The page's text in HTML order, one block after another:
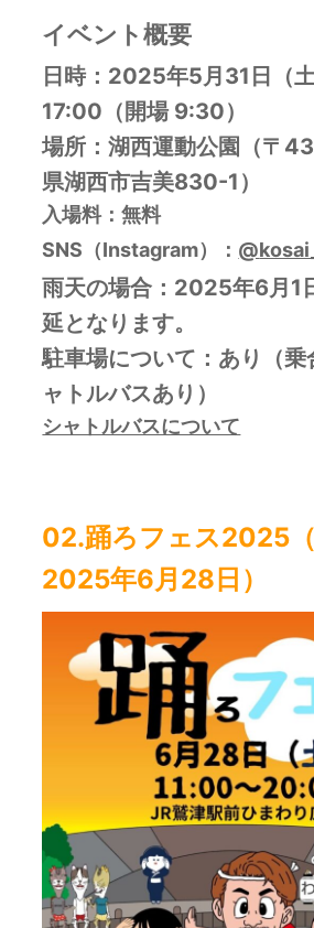
イベント概要
日時：2025年5月31日（土
17:00（開場 9:30）
場所：湖西運動公園（〒
県湖西市吉美830-1）
入場料：無料
SNS（Instagram）： @
雨天の場合： 2025年6月1
延となります。
駐車場について：あり（乗
ャトルバスあり）
シャトルバスについて
02.踊ろフェス2025
2025年6月28日）